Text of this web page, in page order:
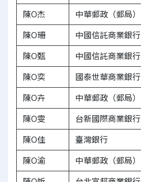
陳O杰
中華郵政（郵局）
陳O珊
中國信託商業銀行
陳O甄
中國信託商業銀行
陳O奕
國泰世華商業銀行
陳O卉
中華郵政（郵局）
陳O雯
台新國際商業銀行
陳O佳
臺灣銀行
陳O渝
中華郵政（郵局）